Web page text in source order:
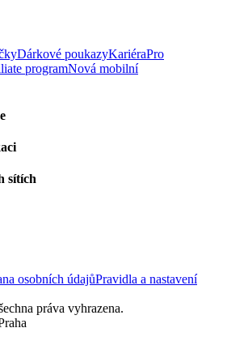
Dárkové poukazyKariéraPro
programNová mobilní
sítích
osobních údajůPravidla a nastavení
práva vyhrazena.